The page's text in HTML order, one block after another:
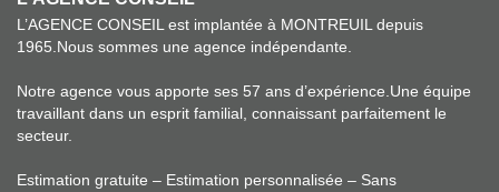
L’AGENCE CONSEIL est implantée à MONTREUIL depuis
1965.Nous sommes une agence indépendante.
Notre agence vous apporte ses 57 ans d’expérience.Une équipe
travaillant dans un esprit familial, connaissant parfaitement le
secteur.
Estimation gratuite – Estimation personnalisée – Sans